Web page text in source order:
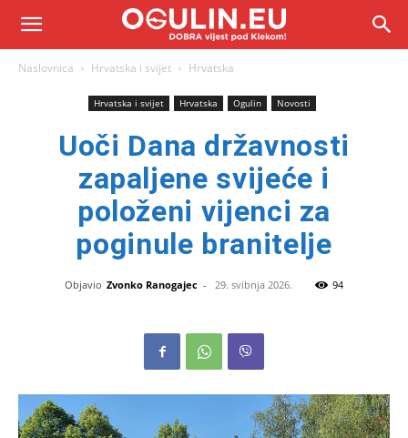
Naslovnica Hrvatska i svijet Hrvatska
Hrvatska i svijet Hrvatska Ogulin Novosti
Uoči Dana državnosti
zapaljene svijeće i
položeni vijenci za
poginule branitelje
Objavio Zvonko Ranogajec - 29. svibnja 2026. 94